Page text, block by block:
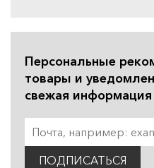
Персональные
товары и
свежая информация
ПОДПИСАТЬСЯ